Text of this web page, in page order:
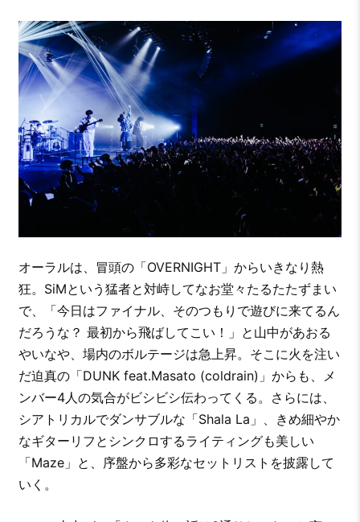
オーラルは、冒頭の「OVERNIGHT」からいきなり熱
狂。SiMという猛者と対峙してなお堂々たるたたずまい
で、「今日はファイナル、そのつもりで遊びに来てるん
だろうな？ 最初から飛ばしてこい！」と山中があおる
やいなや、場内のボルテージは急上昇。そこに火を注い
だ迫真の「DUNK feat.Masato (coldrain)」からも、メ
ンバー4人の気合がビシビシ伝わってくる。さらには、
シアトリカルでダンサブルな「Shala La」、きめ細やか
なギターリフとシンクロするライティングも美しい
「Maze」と、序盤から多彩なセットリストを披露して
いく。